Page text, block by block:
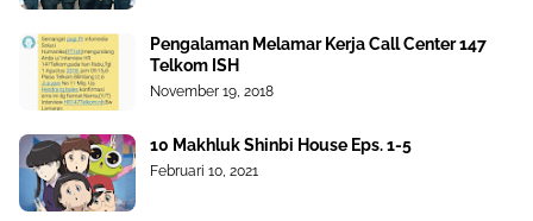
Pengalaman Melamar Kerja Call Center 147
Telkom ISH
November 19, 2018
10 Makhluk Shinbi House Eps. 1-5
Februari 10, 2021